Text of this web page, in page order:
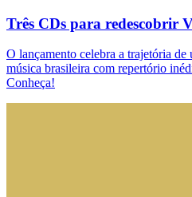
Três CDs para redescobrir
O lançamento celebra a trajetória de
música brasileira com repertório
Conheça!